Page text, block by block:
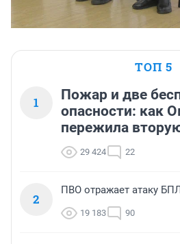
ТОП 5
1
Пожар и две
опасности: как
пережила
29 424 22
2
ПВО отражает атаку
19 183 90